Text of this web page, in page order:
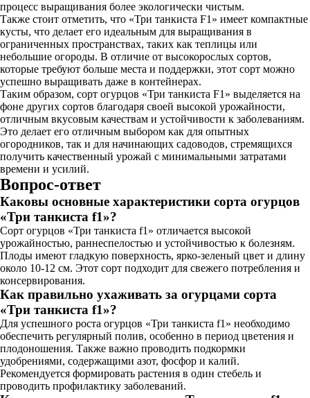
процесс выращивания более экологически чистым.
Также стоит отметить, что «Три танкиста F1» имеет компактные
кусты, что делает его идеальным для выращивания в
ограниченных пространствах, таких как теплицы или
небольшие огороды. В отличие от высокорослых сортов,
которые требуют больше места и поддержки, этот сорт можно
успешно выращивать даже в контейнерах.
Таким образом, сорт огурцов «Три танкиста F1» выделяется на
фоне других сортов благодаря своей высокой урожайности,
отличным вкусовым качествам и устойчивости к заболеваниям.
Это делает его отличным выбором как для опытных
огородников, так и для начинающих садоводов, стремящихся
получить качественный урожай с минимальными затратами
времени и усилий.
Вопрос-ответ
Каковы основные характеристики сорта огурцов
«Три танкиста f1»?
Сорт огурцов «Три танкиста f1» отличается высокой
урожайностью, раннеспелостью и устойчивостью к болезням.
Плоды имеют гладкую поверхность, ярко-зеленый цвет и длину
около 10-12 см. Этот сорт подходит для свежего потребления и
консервирования.
Как правильно ухаживать за огурцами сорта
«Три танкиста f1»?
Для успешного роста огурцов «Три танкиста f1» необходимо
обеспечить регулярный полив, особенно в период цветения и
плодоношения. Также важно проводить подкормки
удобрениями, содержащими азот, фосфор и калий.
Рекомендуется формировать растения в один стебель и
проводить профилактику заболеваний.